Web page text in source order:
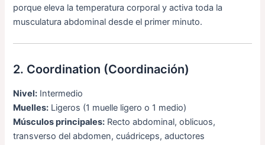
porque eleva la temperatura corporal y activa toda la
musculatura abdominal desde el primer minuto.
2. Coordination (Coordinación)
Nivel: Intermedio
Muelles: Ligeros (1 muelle ligero o 1 medio)
Músculos principales: Recto abdominal, oblicuos,
transverso del abdomen, cuádriceps, aductores